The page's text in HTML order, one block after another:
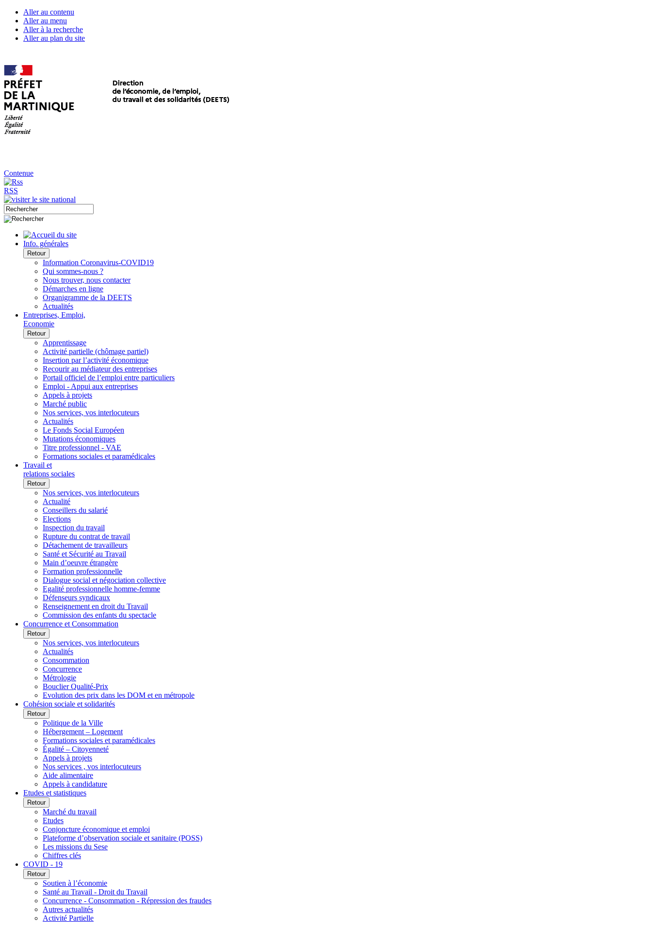
Aller au contenu
Aller au menu
Aller à la recherche
Aller au plan du site
Contenue
RSS
Info. générales
Retour
Information Coronavirus-COVID19
Qui sommes-nous ?
Nous trouver, nous contacter
Démarches en ligne
Organigramme de la DEETS
Actualités
Entreprises, Emploi,
Economie
Retour
Apprentissage
Activité partielle (chômage partiel)
Insertion par l’activité économique
Recourir au médiateur des entreprises
Portail officiel de l’emploi entre particuliers
Emploi - Appui aux entreprises
Appels à projets
Marché public
Nos services, vos interlocuteurs
Actualités
Le Fonds Social Européen
Mutations économiques
Titre professionnel - VAE
Formations sociales et paramédicales
Travail et
relations sociales
Retour
Nos services, vos interlocuteurs
Actualité
Conseillers du salarié
Elections
Inspection du travail
Rupture du contrat de travail
Détachement de travailleurs
Santé et Sécurité au Travail
Main d’oeuvre étrangère
Formation professionnelle
Dialogue social et négociation collective
Egalité professionnelle homme-femme
Défenseurs syndicaux
Renseignement en droit du Travail
Commission des enfants du spectacle
Concurrence et Consommation
Retour
Nos services, vos interlocuteurs
Actualités
Consommation
Concurrence
Métrologie
Bouclier Qualité-Prix
Evolution des prix dans les DOM et en métropole
Cohésion sociale et solidarités
Retour
Politique de la Ville
Hébergement – Logement
Formations sociales et paramédicales
Égalité – Citoyenneté
Appels à projets
Nos services , vos interlocuteurs
Aide alimentaire
Appels à candidature
Etudes et statistiques
Retour
Marché du travail
Etudes
Conjoncture économique et emploi
Plateforme d’observation sociale et sanitaire (POSS)
Les missions du Sese
Chiffres clés
COVID - 19
Retour
Soutien à l’économie
Santé au Travail - Droit du Travail
Concurrence - Consommation - Répression des fraudes
Autres actualités
Activité Partielle